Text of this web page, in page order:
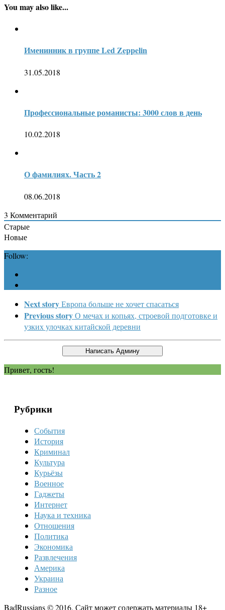
You may also like...
Именинник в группе Led Zeppelin
31.05.2018
Профессиональные романисты: 3000 слов в день
10.02.2018
О фамилиях. Часть 2
08.06.2018
3 Комментарий
Старые
Новые
Follow:
Next storyЕвропа больше не хочет спасаться
Previous storyО мечах и копьях, строевой подготовке и
узких улочках китайской деревни
Привет, гость!
Рубрики
События
История
Криминал
Культура
Курьёзы
Военное
Гаджеты
Интернет
Наука и техника
Отношения
Политика
Экономика
Развлечения
Америка
Украина
Разное
BadRussians © 2016. Сайт может содержать материалы 18+